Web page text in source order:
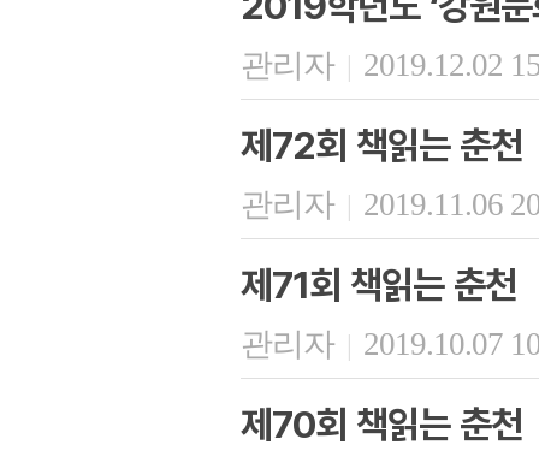
관리자 | 2019.12.02
제72회 책읽는 춘천
관리자 | 2019.11.06
제71회 책읽는 춘천
관리자 | 2019.10.07
제70회 책읽는 춘천